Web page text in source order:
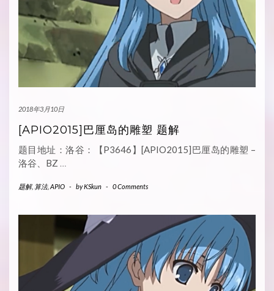
2018年3月10日
[APIO2015]巴厘岛的雕塑 题解
题目地址：洛谷：【P3646】[APIO2015]巴厘岛的雕塑 –
洛谷、BZ …
题解, 算法, APIO - byKSkun - 0 Comments